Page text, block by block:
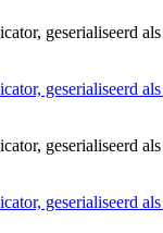
geserialiseerd
geserialiseerd
geserialiseerd
geserialiseerd